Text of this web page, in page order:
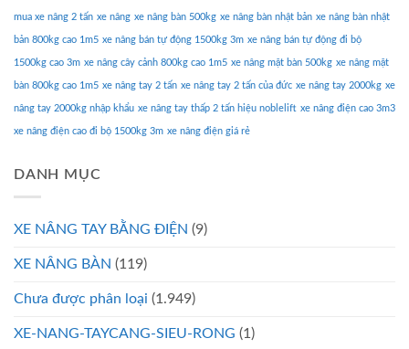
mua xe nâng 2 tấn xe nâng xe nâng bàn 500kg xe nâng bàn nhật bản xe nâng bàn nhật
bản 800kg cao 1m5 xe nâng bán tự động 1500kg 3m xe nâng bán tự động đi bộ
1500kg cao 3m xe nâng cây cảnh 800kg cao 1m5 xe nâng mặt bàn 500kg xe nâng mặt
bàn 800kg cao 1m5 xe nâng tay 2 tấn xe nâng tay 2 tấn của đức xe nâng tay 2000kg xe
nâng tay 2000kg nhập khẩu xe nâng tay thấp 2 tấn hiệu noblelift xe nâng điện cao 3m3
xe nâng điện cao đi bộ 1500kg 3m xe nâng điện giá rẻ
DANH MỤC
XE NÂNG TAY BẰNG ĐIỆN (9)
XE NÂNG BÀN (119)
Chưa được phân loại (1.949)
XE-NANG-TAYCANG-SIEU-RONG (1)